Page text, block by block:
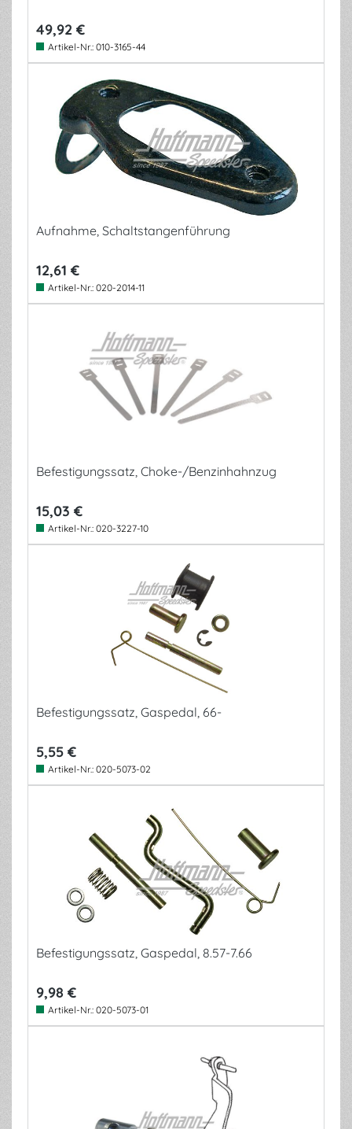
49,92 €
Artikel-Nr.: 010-3165-44
Aufnahme, Schaltstangenführung
12,61 €
Artikel-Nr.: 020-2014-11
Befestigungssatz, Choke-/Benzinhahnzug
15,03 €
Artikel-Nr.: 020-3227-10
Befestigungssatz, Gaspedal, 66-
5,55 €
Artikel-Nr.: 020-5073-02
Befestigungssatz, Gaspedal, 8.57-7.66
9,98 €
Artikel-Nr.: 020-5073-01